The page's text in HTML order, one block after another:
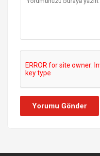
Yorumu Gönder